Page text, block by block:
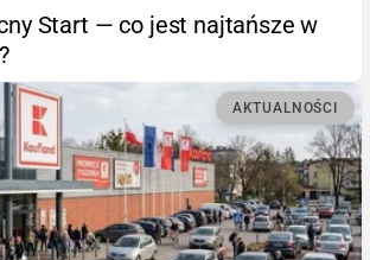
Start — co jest najtańsze w
AKTUALNOŚCI